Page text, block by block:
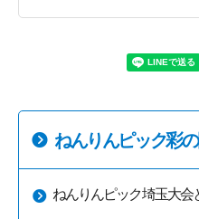
ねんりんピック彩
ねんりんピック埼玉大会